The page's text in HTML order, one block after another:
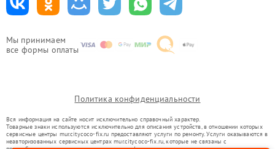
Мы принимаем
все формы оплаты
Политика конфиденциальности
Вся информация на сайте носит исключительно справочный характер.
Товарные знаки используются исключительно для описания устройств, в отношении которых
сервисные центры mur.citycoco-fix.ru предоставляют услуги по ремонту. Услуги оказываются в
неавторизованных сервисных центрах mur.citycoco-fix.ru, которые не связаны с